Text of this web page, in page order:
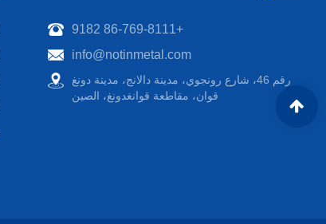
+86-769-8111 9182
info@notinmetal.com
رقم 46، شارع رونجوي، مدينة دالانج، مدينة دونغ
قوان، مقاطعة قوانغدونغ، الصين